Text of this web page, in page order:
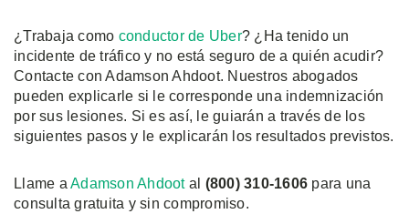
¿Trabaja como conductor de Uber? ¿Ha tenido un
incidente de tráfico y no está seguro de a quién acudir?
Contacte con Adamson Ahdoot. Nuestros abogados
pueden explicarle si le corresponde una indemnización
por sus lesiones. Si es así, le guiarán a través de los
siguientes pasos y le explicarán los resultados previstos.
Llame a Adamson Ahdootal (800) 310-1606 para una
consulta gratuita y sin compromiso.